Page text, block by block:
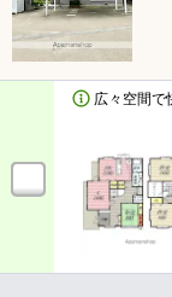
広々空間で
由利本荘市
潟上市（55）
大仙市（175）
にかほ市（134）
仙北市（11）
新築
3年以内
5年以内
10年以内
指定なし